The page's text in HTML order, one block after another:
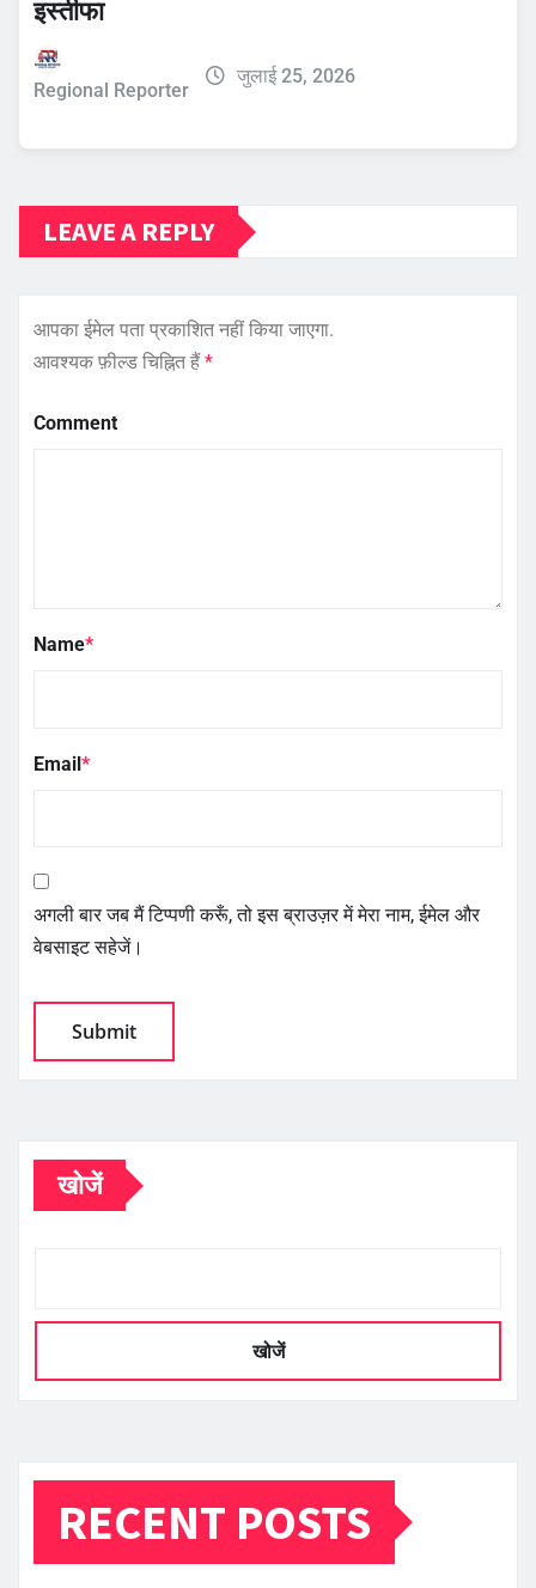
इस्तीफा
Regional Reporter
जुलाई 25, 2026
LEAVE A REPLY
आपका ईमेल पता प्रकाशित नहीं किया जाएगा.
आवश्यक फ़ील्ड चिह्नित हैं *
Comment
Name*
Email*
अगली बार जब मैं टिप्पणी करूँ, तो इस ब्राउज़र में मेरा नाम, ईमेल और
वेबसाइट सहेजें।
खोजें
खोजें
RECENT POSTS